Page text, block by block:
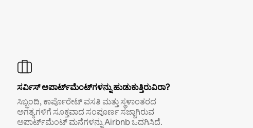
ಸರ್ವಿಸ್ ಅಪಾರ್ಟ್‌ಮೆಂಟ್‌ಗಳನ್ನು ಹುಡುಕುತ್ತಿರುವಿರಾ?
ಸಿಬ್ಬಂದಿ, ಕಾರ್ಪೊರೇಟ್ ವಸತಿ ಮತ್ತು ಸ್ಥಳಾಂತರದ
ಅಗತ್ಯಗಳಿಗೆ ಸೂಕ್ತವಾದ ಸಂಪೂರ್ಣ ಸಜ್ಜಾಗಿರುವ
ಅಪಾರ್ಟ್‌ಮೆಂಟ್ ಮನೆಗಳನ್ನು Airbnb ಒದಗಿಸಿದೆ.